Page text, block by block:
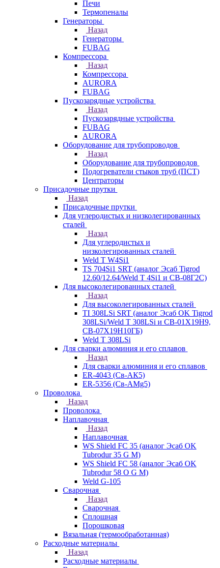
Печи
Термопеналы
Генераторы
Назад
Генераторы
FUBAG
Компрессора
Назад
Компрессора
AURORA
FUBAG
Пускозарядные устройства
Назад
Пускозарядные устройства
FUBAG
AURORA
Оборудование для трубопроводов
Назад
Оборудование для трубопроводов
Подогреватели стыков труб (ПСТ)
Центраторы
Присадочные прутки
Назад
Присадочные прутки
Для углеродистых и низколегированных
сталей
Назад
Для углеродистых и
низколегированных сталей
Weld T W4Si1
TS 704Si1 SRT (аналог Эсаб Tigrod
12.60/12.64/Weld T 4Si1 и СВ-08Г2С)
Для высоколегированных сталей
Назад
Для высоколегированных сталей
TI 308LSi SRT (аналог Эсаб OK Tigrod
308LSi/Weld T 308LSi и СВ-01Х19Н9,
СВ-07Х19Н10ГБ)
Weld T 308LSi
Для сварки алюминия и его сплавов
Назад
Для сварки алюминия и его сплавов
ER-4043 (Св-АК5)
ER-5356 (Св-АМg5)
Проволока
Назад
Проволока
Наплавочная
Назад
Наплавочная
WS Shield FC 35 (аналог Эсаб OK
Tubrodur 35 G M)
WS Shield FC 58 (аналог Эсаб OK
Tubrodur 58 O G M)
Weld G-105
Сварочная
Назад
Сварочная
Сплошная
Порошковая
Вязальная (термообработанная)
Расходные материалы
Назад
Расходные материалы